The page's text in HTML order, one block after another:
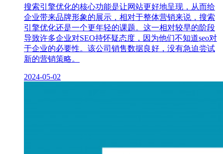
搜索引擎优化的核心功能是让网站更好地呈现，从而给
企业带来品牌形象的展示，相对于整体营销来说，搜索
引擎优化还是一个更年轻的课题。这一相对较早的阶段
导致许多企业对SEO持怀疑态度，因为他们不知道seo对
于企业的必要性。该公司销售数据良好，没有急迫尝试
新的营销策略。
2024-05-02